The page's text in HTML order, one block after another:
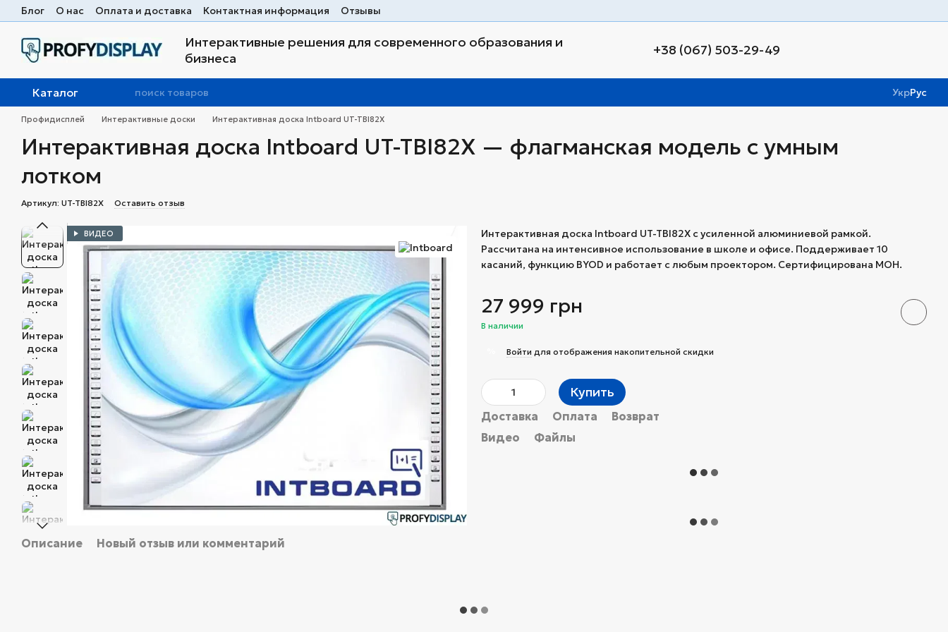
Перейти к основному контенту
Блог О нас Оплата и доставка Контактная информация Отзывы
Интерактивные решения для современного образования и
бизнеса
+38 (067) 503-29-49
Каталог УкрРус
Профидисплей Интерактивные доски Интерактивная доска Intboard UT-TBI82X
Интерактивная доска Intboard UT-TBI82X — флагманская модель с умным
лотком
Артикул: UT-TBI82X Оставить отзыв
ВИДЕО
Интерактивная доска Intboard UT-TBI82X с усиленной алюминиевой рамкой.
Рассчитана на интенсивное использование в школе и офисе. Поддерживает 10
касаний, функцию BYOD и работает с любым проектором. Сертифицирована МОН.
27 999 грн
В наличии
Войти для отображения накопительной скидки
Купить
Доставка Оплата
Возврат
Видео
Файлы
Описание Новый отзыв или комментарий